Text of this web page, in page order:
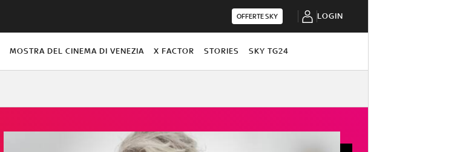
OFFERTE SKY LOGIN
MOSTRA DEL CINEMA DI VENEZIA X FACTOR STORIES SKY TG24